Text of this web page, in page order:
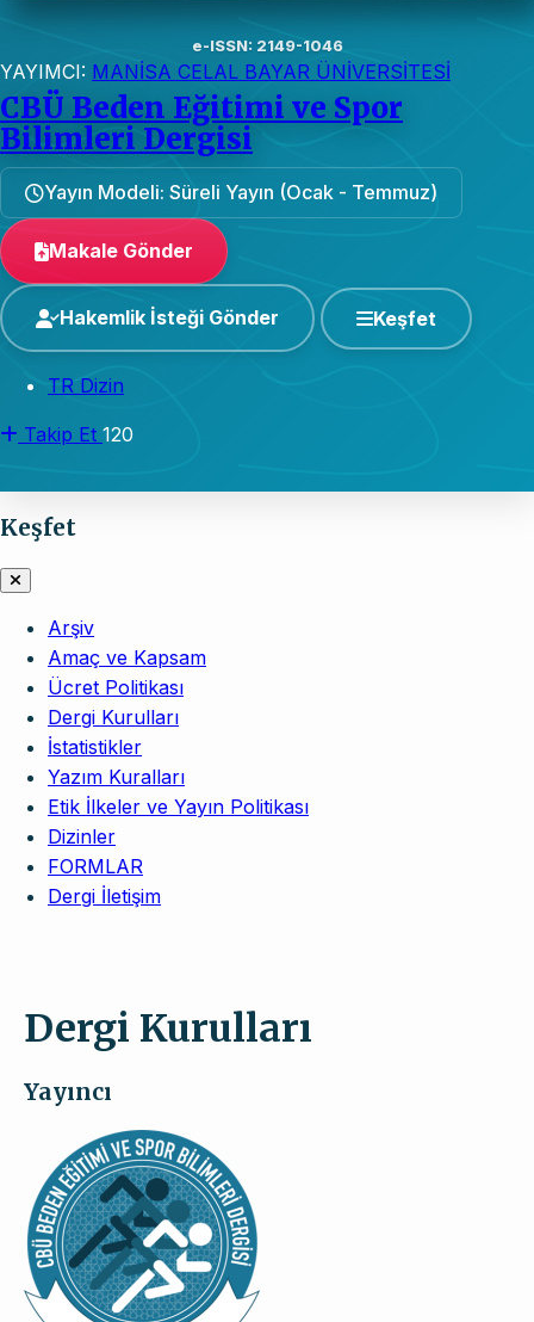
e-ISSN: 2149-1046
YAYIMCI: MANİSA CELAL BAYAR ÜNİVERSİTESİ
CBÜ Beden Eğitimi ve Spor
Bilimleri Dergisi
Yayın Modeli: Süreli Yayın (Ocak - Temmuz)
Makale Gönder
Hakemlik İsteği Gönder Keşfet
TR Dizin
Takip Et 120
Keşfet
Arşiv
Amaç ve Kapsam
Ücret Politikası
Dergi Kurulları
İstatistikler
Yazım Kuralları
Etik İlkeler ve Yayın Politikası
Dizinler
FORMLAR
Dergi İletişim
Dergi Kurulları
Yayıncı